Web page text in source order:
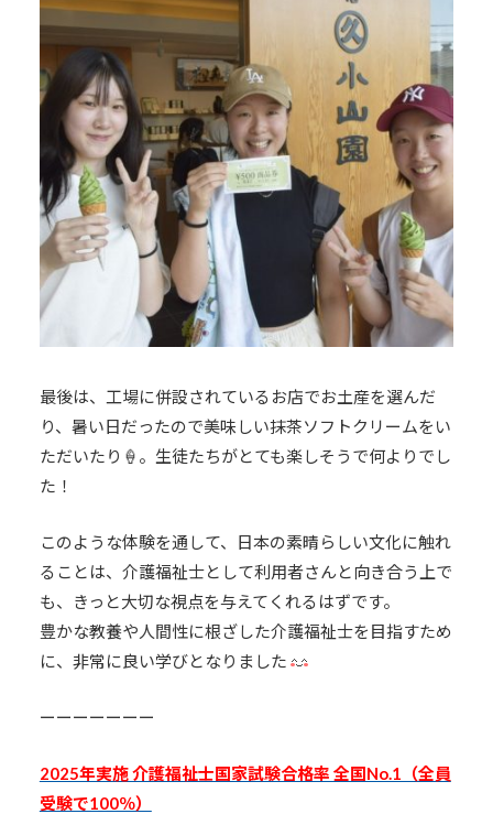
最後は、工場に併設されているお店でお土産を選んだ
り、暑い日だったので美味しい抹茶ソフトクリームをい
ただいたり🍦。生徒たちがとても楽しそうで何よりでし
た！
このような体験を通して、日本の素晴らしい文化に触れ
ることは、介護福祉士として利用者さんと向き合う上で
も、きっと大切な視点を与えてくれるはずです。
豊かな教養や人間性に根ざした介護福祉士を目指すため
に、非常に良い学びとなりました
ーーーーーーー
2025年実施 介護福祉士国家試験合格率 全国No.1（全員
受験で100％）